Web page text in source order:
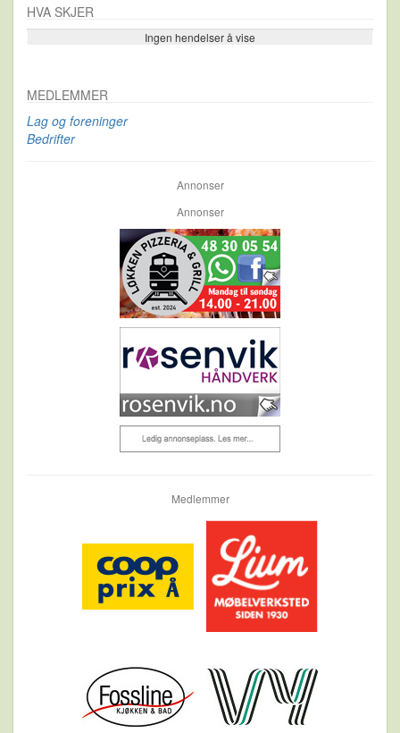
HVA SKJER
Ingen hendelser å vise
Se flere…
MEDLEMMER
Lag og foreninger
Bedrifter
Annonser
Annonser
Medlemmer